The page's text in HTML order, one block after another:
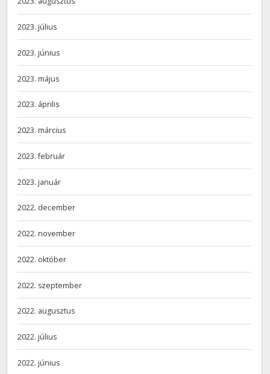
2023. július
2023. június
2023. május
2023. április
2023. március
2023. február
2023. január
2022. december
2022. november
2022. október
2022. szeptember
2022. augusztus
2022. július
2022. június